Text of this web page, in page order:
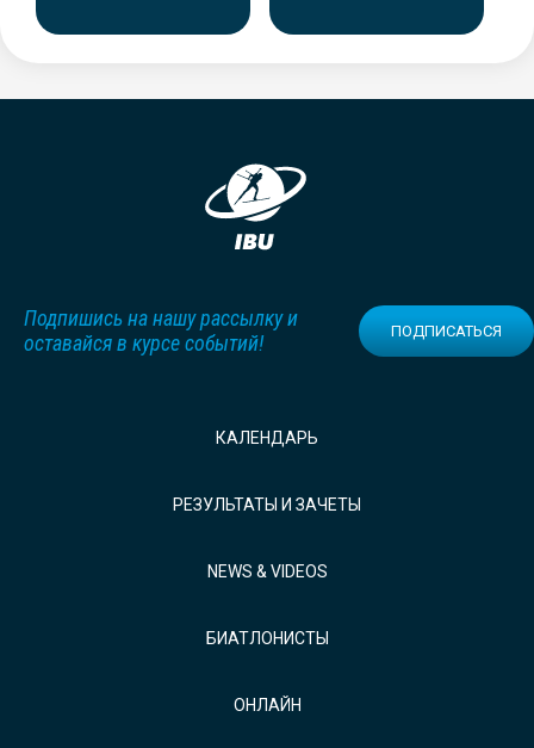
Подпишись на нашу рассылку и
оставайся в курсе событий!
ПОДПИСАТЬСЯ
КАЛЕНДАРЬ
РЕЗУЛЬТАТЫ И ЗАЧЕТЫ
NEWS & VIDEOS
БИАТЛОНИСТЫ
ОНЛАЙН